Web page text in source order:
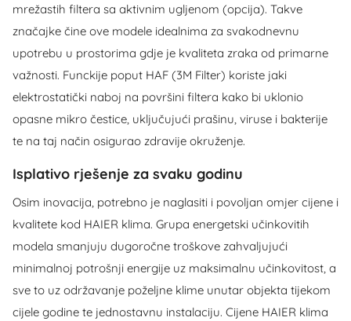
mrežastih filtera sa aktivnim ugljenom (opcija). Takve
značajke čine ove modele idealnima za svakodnevnu
upotrebu u prostorima gdje je kvaliteta zraka od primarne
važnosti. Funckije poput HAF (3M Filter) koriste jaki
elektrostatički naboj na površini filtera kako bi uklonio
opasne mikro čestice, uključujući prašinu, viruse i bakterije
te na taj način osigurao zdravije okruženje.
Isplativo rješenje za svaku godinu
Osim inovacija, potrebno je naglasiti i povoljan omjer cijene i
kvalitete kod HAIER klima. Grupa energetski učinkovitih
modela smanjuju dugoročne troškove zahvaljujući
minimalnoj potrošnji energije uz maksimalnu učinkovitost, a
sve to uz održavanje poželjne klime unutar objekta tijekom
cijele godine te jednostavnu instalaciju. Cijene HAIER klima